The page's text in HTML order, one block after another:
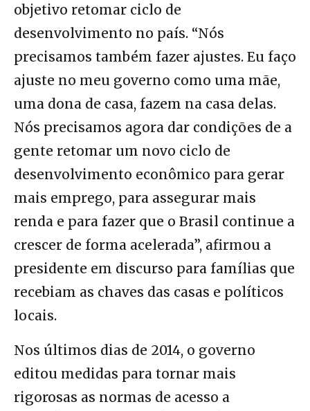
objetivo retomar ciclo de
desenvolvimento no país. “Nós
precisamos também fazer ajustes. Eu faço
ajuste no meu governo como uma mãe,
uma dona de casa, fazem na casa delas.
Nós precisamos agora dar condições de a
gente retomar um novo ciclo de
desenvolvimento econômico para gerar
mais emprego, para assegurar mais
renda e para fazer que o Brasil continue a
crescer de forma acelerada”, afirmou a
presidente em discurso para famílias que
recebiam as chaves das casas e políticos
locais.
Nos últimos dias de 2014, o governo
editou medidas para tornar mais
rigorosas as normas de acesso a